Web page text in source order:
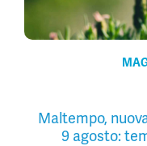
Maltempo,
9 agosto: